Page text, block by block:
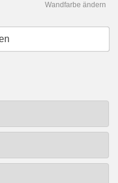
Wandfarbe ändern